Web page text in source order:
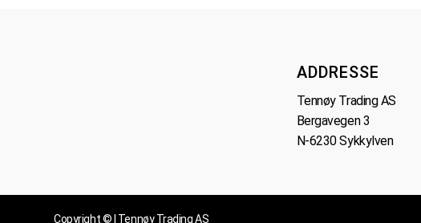
ADDRESSE
Tennøy Trading AS
Bergavegen 3
N-6230 Sykkylven
Copyright © | Tennøy Trading AS